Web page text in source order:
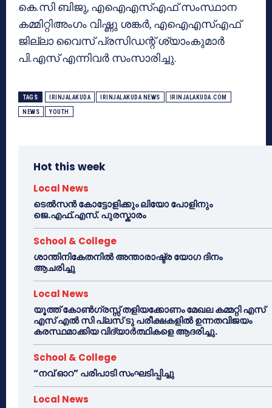
കെ.സി ബിജു, എഐഎസ്എഫ് സംസ്ഥാന
കമ്മിറ്റിഅംഗം വിഷ്ണു ശങ്കർ, എഐഎസ്എഫ്
ജില്ലാ വൈസ് പ്രസിഡന്റ് ശ്യാംകുമാർ
പി.എസ് എന്നിവർ സംസാരിച്ചു.
TAGS IRINJALAKUDA IRINJALAKUDA NEWS IRINJALAKUDA.COM
NEWS YOUTH
Hot this week
Local News
ടെൽസൻ കോട്ടോളിക്കും ലിയോ പോളിനും
ജെ.എഫ്.എസ്. പുരസ്കാരം
School & College
ശാന്തിനികേതനിൽ അന്താരാഷ്ട്ര യോഗ ദിനം
ആചരിച്ചു
Local News
യൂത്ത് കോൺഗ്രസ്സ് തളിയക്കോണം മേഖല കമ്മറ്റി എസ്
എസ് എൽ സി പ്ലസ് ടു പരീക്ഷകളിൽ ഉന്നതവിജയം
കരസ്ഥമാക്കിയ വിദ്യാർത്ഥികളെ ആദരിച്ചു.
School & College
“നവ് ഓറ” പരിപാടി സംഘടിപ്പിച്ചു
Local News